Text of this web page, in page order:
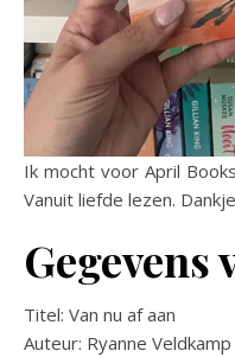
Ik mocht voor April Books dit eerste deel van het tweeluik
Vanuit liefde lezen.
Gegevens
Titel: Van nu af aan
Auteur: Ryanne Veldkamp